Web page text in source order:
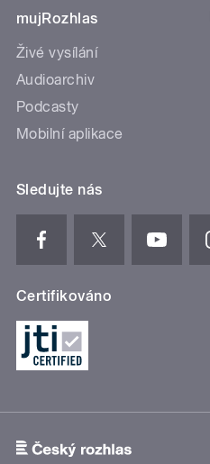
mujRozhlas
Živé vysílání
Audioarchiv
Podcasty
Mobilní aplikace
Sledujte nás
Certifikováno